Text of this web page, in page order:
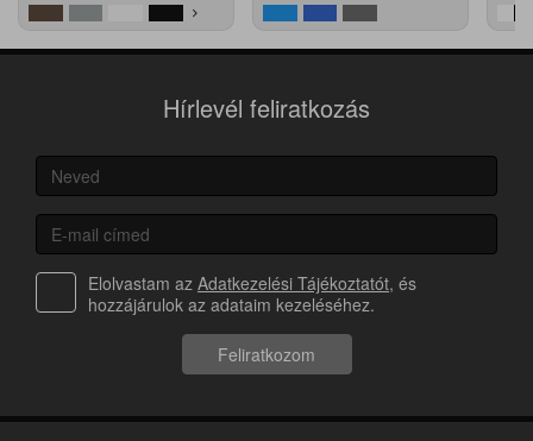
Hírlevél feliratkozás
Elolvastam az Adatkezelési Tájékoztatót, és
hozzájárulok az adataim kezeléséhez.
Feliratkozom